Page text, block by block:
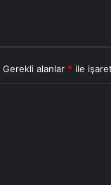
Gerekli alanlar * ile